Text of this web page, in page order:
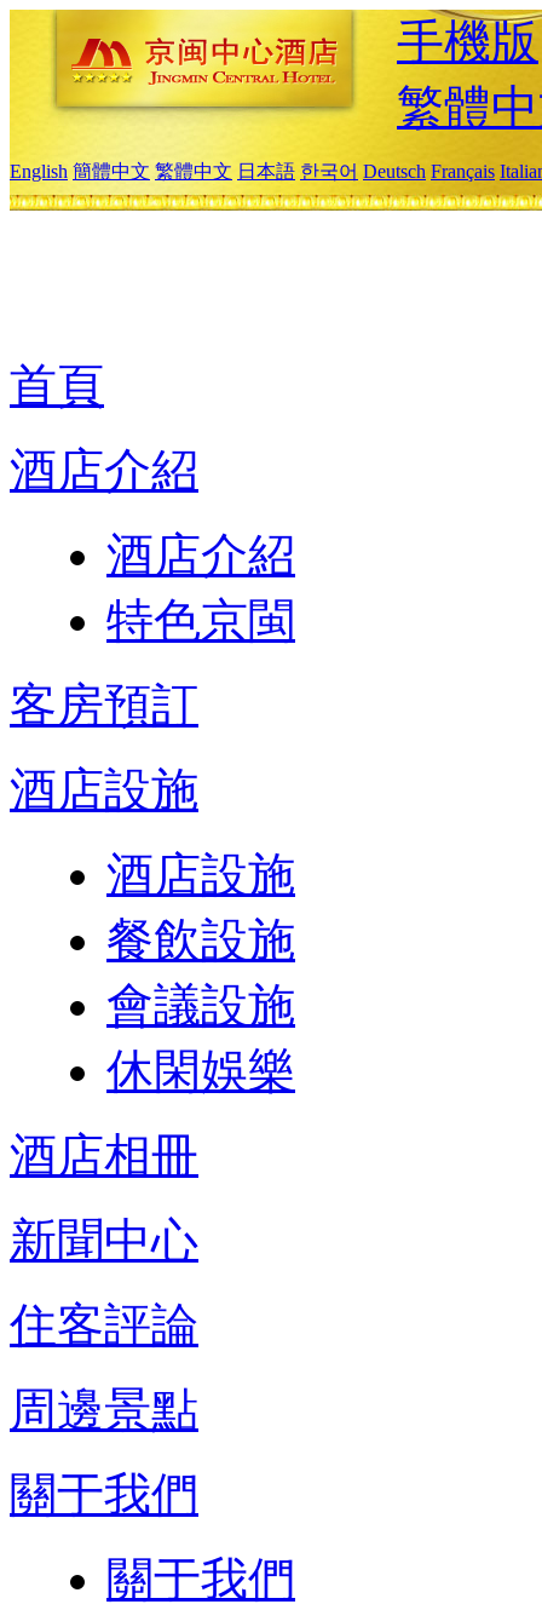
手機版
繁體
English 簡體中文 繁體中文 日本語 한국어 Deutsch Français
首頁
酒店介紹
酒店介紹
特色京閩
客房預訂
酒店設施
酒店設施
餐飲設施
會議設施
休閑娛樂
酒店相冊
新聞中心
住客評論
周邊景點
關于我們
關于我們